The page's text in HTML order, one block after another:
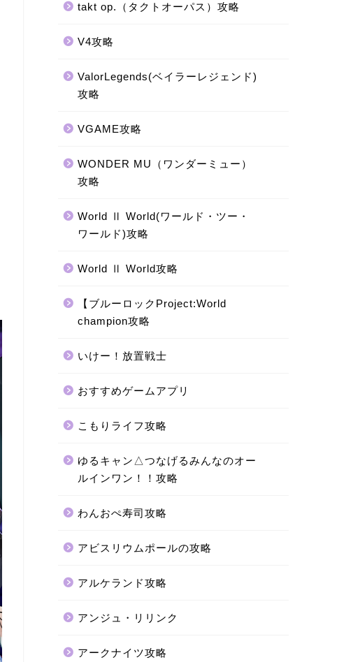
takt op.（タクトオーパス）攻略
V4攻略
ValorLegends(ベイラーレジェンド)
攻略
VGAME攻略
WONDER MU（ワンダーミュー）
攻略
World Ⅱ World(ワールド・ツー・
ワールド)攻略
World Ⅱ World攻略
【ブルーロックProject:World
champion攻略
いけー！放置戦士
おすすめゲームアプリ
こもりライフ攻略
ゆるキャン△つなげるみんなのオー
ルインワン！！攻略
わんおぺ寿司攻略
アビスリウムポールの攻略
アルケランド攻略
アンジュ・リリンク
アークナイツ攻略